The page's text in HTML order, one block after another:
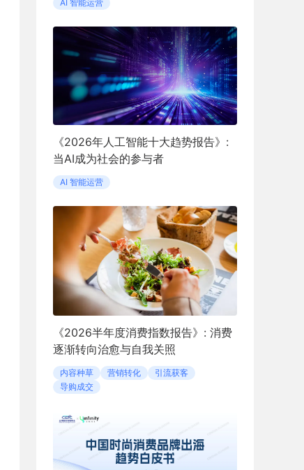
AI 智能运营
《2026年人工智能十大趋势报告》:
当AI成为社会的参与者
AI 智能运营
《2026半年度消费指数报告》: 消费
逐渐转向治愈与自我关照
内容种草 营销转化
引流获客
导购成交